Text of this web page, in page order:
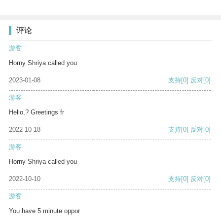
评论
游客
Horny Shriya called you
2023-01-08 支持[0] 反对[0]
游客
Hello,? Greetings fr
2022-10-18 支持[0] 反对[0]
游客
Horny Shriya called you
2022-10-10 支持[0] 反对[0]
游客
You have 5 minute oppor